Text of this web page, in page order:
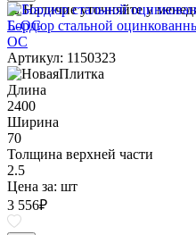
Наличие уточняйте у
Бордюр стальной
ОС
Артикул: 1150323
Длина
2400
Ширина
70
Толщина верхней части
2.5
Цена за: шт
3 556₽